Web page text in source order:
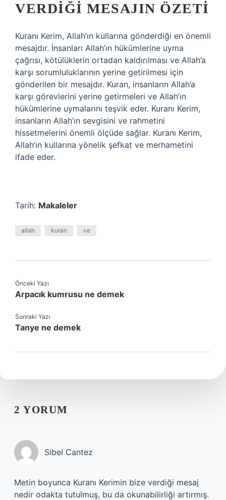
VERDIĞI MESAJIN ÖZETI
Kuranı Kerim, Allah’ın kullarına gönderdiği en önemli
mesajdır. İnsanları Allah’ın hükümlerine uyma
çağrısı, kötülüklerin ortadan kaldırılması ve Allah’a
karşı sorumluluklarının yerine getirilmesi için
gönderilen bir mesajdır. Kuran, insanların Allah’a
karşı görevlerini yerine getirmeleri ve Allah’ın
hükümlerine uymalarını teşvik eder. Kuranı Kerim,
insanların Allah’ın sevgisini ve rahmetini
hissetmelerini önemli ölçüde sağlar. Kuranı Kerim,
Allah’ın kullarına yönelik şefkat ve merhametini
ifade eder.
Tarih: Makaleler
allah kuran ve
Önceki Yazı
Arpacık kumrusu ne demek
Sonraki Yazı
Tanye ne demek
2 YORUM
Sibel Cantez
Metin boyunca Kuranı Kerimin bize verdiği mesaj
nedir odakta tutulmuş, bu da okunabilirliği artırmış.